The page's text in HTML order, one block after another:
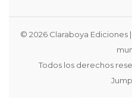
© 2026 Claraboya Ediciones
Todos los derechos